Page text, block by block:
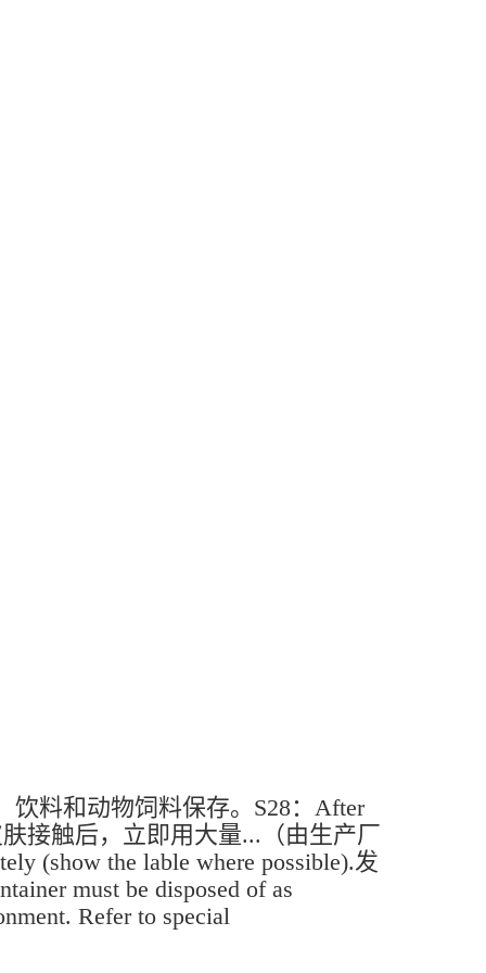
饮料和动物饲料保存。S28：After
肤接触后，立即用大量...（由生产厂
(show the lable where possible).发
must be disposed of as
Refer to special